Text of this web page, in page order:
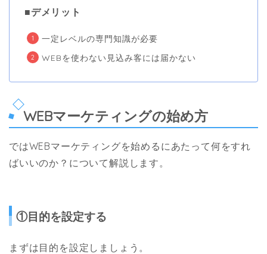
■デメリット
一定レベルの専門知識が必要
WEBを使わない見込み客には届かない
WEBマーケティングの始め方
ではWEBマーケティングを始めるにあたって何をすれ
ばいいのか？について解説します。
①目的を設定する
まずは目的を設定しましょう。